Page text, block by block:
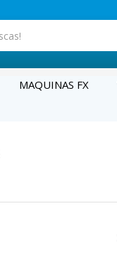
MAQUINAS FX